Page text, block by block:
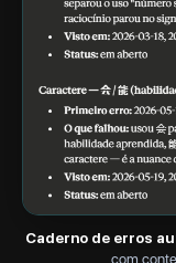
Caderno de erros